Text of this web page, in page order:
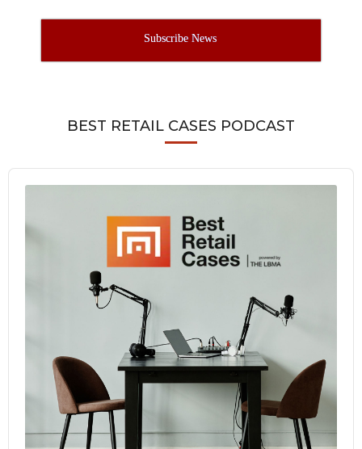
Subscribe News
BEST RETAIL CASES PODCAST
Audio
Player